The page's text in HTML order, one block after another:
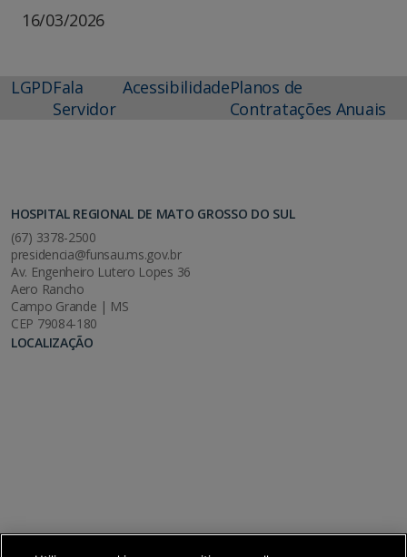
16/03/2026
LGPDFala
Servidor
AcessibilidadePlanos de
Contratações Anuais
HOSPITAL REGIONAL DE MATO GROSSO DO SUL
(67) 3378-2500
presidencia@funsau.ms.gov.br
Av. Engenheiro Lutero Lopes 36
Aero Rancho
Campo Grande | MS
CEP 79084-180
LOCALIZAÇÃO